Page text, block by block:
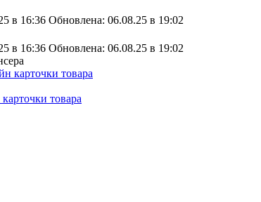
в 16:36 Обновлена: 06.08.25 в 19:02
в 16:36 Обновлена: 06.08.25 в 19:02
товара